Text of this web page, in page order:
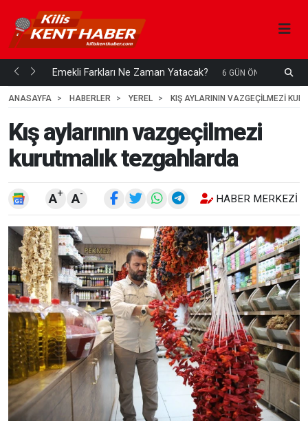
mi... Emekli Farkları Ne Zaman Yatacak? 6 GÜN ÖNCE
ANASAYFA
HABERLER YEREL KIŞ AYLARININ VAZGEÇILMEZI
Kış aylarının vazgeçilmezi
kurutmalık tezgahlarda
A+ A- HABER MERKEZI